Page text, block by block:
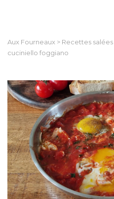
Aux Fourneaux > Recettes salées
cuciniello foggiano